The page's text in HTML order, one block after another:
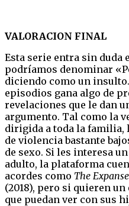
VALORACION FINAL
Esta serie entra sin duda
podríamos denominar
diciendo como un
episodios gana algo de
revelaciones que le dan
argumento. Tal como la
dirigida a toda la familia,
de violencia bastante
de sexo. Si les interesa
adulto, la plataforma
acordes como The Expanse
(2018), pero si quieren
que puedan ver con sus